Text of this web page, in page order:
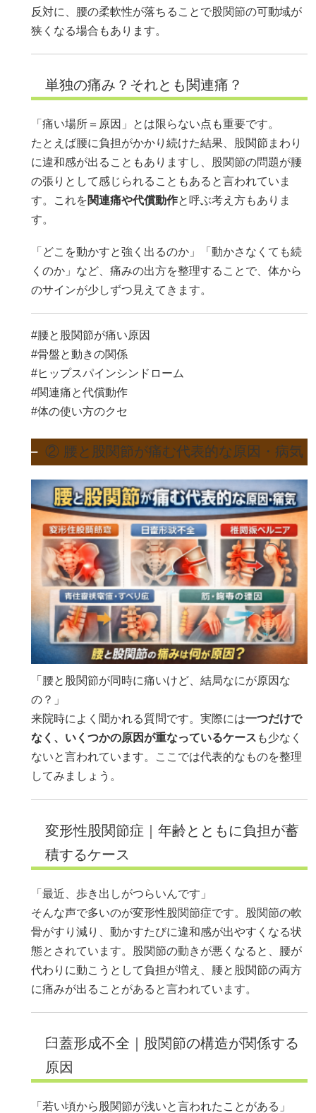
反対に、腰の柔軟性が落ちることで股関節の可動域が
狭くなる場合もあります。
単独の痛み？それとも関連痛？
「痛い場所＝原因」とは限らない点も重要です。
たとえば腰に負担がかかり続けた結果、股関節まわり
に違和感が出ることもありますし、股関節の問題が腰
の張りとして感じられることもあると言われていま
す。これを関連痛や代償動作と呼ぶ考え方もありま
す。
「どこを動かすと強く出るのか」「動かさなくても続
くのか」など、痛みの出方を整理することで、体から
のサインが少しずつ見えてきます。
#腰と股関節が痛い原因
#骨盤と動きの関係
#ヒップスパインシンドローム
#関連痛と代償動作
#体の使い方のクセ
② 腰と股関節が痛む代表的な原因・病気
「腰と股関節が同時に痛いけど、結局なにが原因な
の？」
来院時によく聞かれる質問です。実際には一つだけで
なく、いくつかの原因が重なっているケース も少なく
ないと言われています。ここでは代表的なものを整理
してみましょう。
変形性股関節症｜年齢とともに負担が蓄
積するケース
「最近、歩き出しがつらいんです」
そんな声で多いのが変形性股関節症です。股関節の軟
骨がすり減り、動かすたびに違和感が出やすくなる状
態とされています。股関節の動きが悪くなると、腰が
代わりに動こうとして負担が増え、腰と股関節の両方
に痛みが出ることがあると言われています。
臼蓋形成不全｜股関節の構造が関係する
原因
「若い頃から股関節が浅いと言われたことがある」